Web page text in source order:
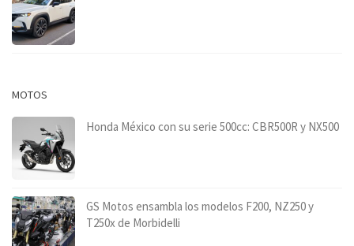
MOTOS
Honda México con su serie 500cc: CBR500R y NX500
GS Motos ensambla los modelos F200, NZ250 y
T250x de Morbidelli